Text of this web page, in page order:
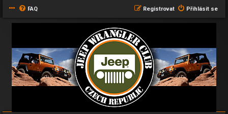
FAQ Přihlásit se
Registrovat